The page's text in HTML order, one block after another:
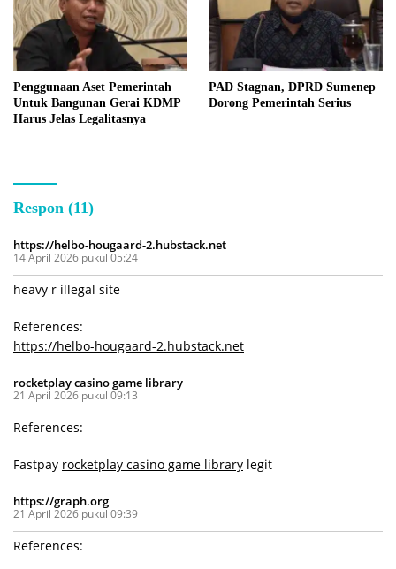
Penggunaan Aset Pemerintah
Untuk Bangunan Gerai KDMP
Harus Jelas Legalitasnya
PAD Stagnan, DPRD Sumenep
Dorong Pemerintah Serius
Respon (11)
https://helbo-hougaard-2.hubstack.net
14 April 2026 pukul 05:24
heavy r illegal site
References:
https://helbo-hougaard-2.hubstack.net
rocketplay casino game library
21 April 2026 pukul 09:13
References:
Fastpay rocketplay casino game library legit
https://graph.org
21 April 2026 pukul 09:39
References: